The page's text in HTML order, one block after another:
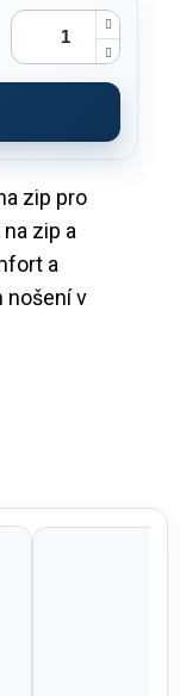
zip pro
zip a
a
nošení v